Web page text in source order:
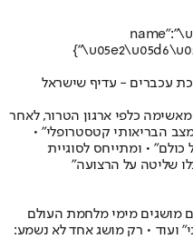
עכברים - עדיף שישראל
כלפי ארגון הטרור, לאחר
הבריאותי קטסטרופלי" •
• ומתייחס לסוגיית
שליטה על הרצועה"
מושגים מימי מלחמת העולם
ועוד • רק מושג אחד לא נשמע: